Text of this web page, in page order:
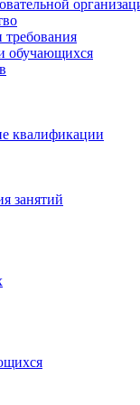
требования
обучающихся
квалификации
занятий